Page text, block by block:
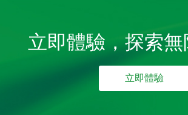
立即體驗，探索無
立即體驗